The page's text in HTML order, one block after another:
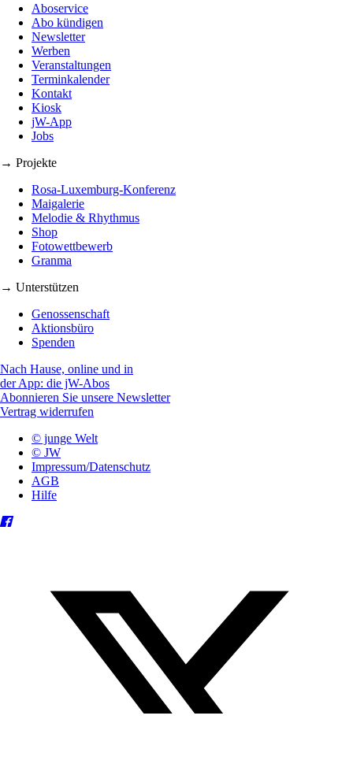
Aboservice
Abo kündigen
Newsletter
Werben
Veranstaltungen
Terminkalender
Kontakt
Kiosk
jW-App
Jobs
→ Projekte
Rosa-Luxemburg-Konferenz
Maigalerie
Melodie & Rhythmus
Shop
Fotowettbewerb
Granma
→ Unterstützen
Genossenschaft
Aktionsbüro
Spenden
Nach Hause, online und in
der App: die jW-Abos
Abonnieren Sie unsere Newsletter
Vertrag widerrufen
© junge Welt
© JW
Impressum/Datenschutz
AGB
Hilfe